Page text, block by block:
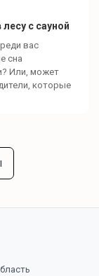
с сауной
вас
сна
Или, может
которые